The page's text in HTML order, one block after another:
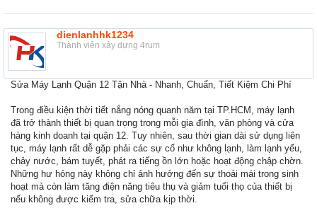
dienlanhhk1234
Thành viên xây dựng 4rum
Sửa Máy Lạnh Quận 12 Tận Nhà - Nhanh, Chuẩn, Tiết Kiệm Chi Phí
Trong điều kiện thời tiết nắng nóng quanh năm tại TP.HCM, máy lạnh
đã trở thành thiết bị quan trọng trong mỗi gia đình, văn phòng và cửa
hàng kinh doanh tại quận 12. Tuy nhiên, sau thời gian dài sử dụng liên
tục, máy lạnh rất dễ gặp phải các sự cố như không lạnh, làm lạnh yếu,
chảy nước, bám tuyết, phát ra tiếng ồn lớn hoặc hoạt động chập chờn.
Những hư hỏng này không chỉ ảnh hưởng đến sự thoải mái trong sinh
hoạt mà còn làm tăng điện năng tiêu thụ và giảm tuổi thọ của thiết bị
nếu không được kiểm tra, sửa chữa kịp thời.